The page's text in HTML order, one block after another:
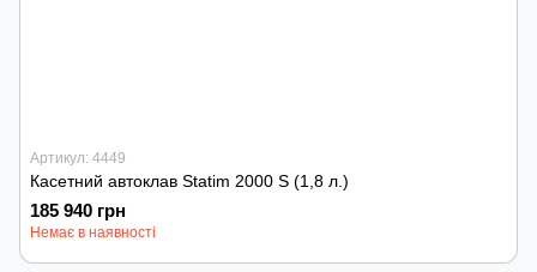
Артикул: 4449
Касетний автоклав Statim 2000 S (1,8 л.)
185 940 грн
Немає в наявності